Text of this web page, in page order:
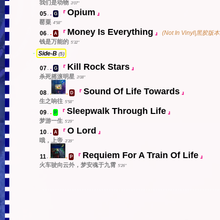
我们是动物 3'07''
05. G 『 Opium 』
罂粟 4'58''
06. A 『 Money Is Everything 』
(Not In Vinyl|黑胶版
钱是万能的 5'32''
- Side-B (5)
07. G 『 Kill Rock Stars 』
杀死摇滚明星 3'08''
08. D 『 Sound Of Life Towards 』
生之响往 5'58''
09. P 『 Sleepwalk Through Life 』
梦游一生 5'29''
10. A 『 O Lord 』
哦，上帝 3'39''
11 . P 『 Requiem For A Train Of Life 』
火车驶向云外，梦安魂于九霄 5'26''